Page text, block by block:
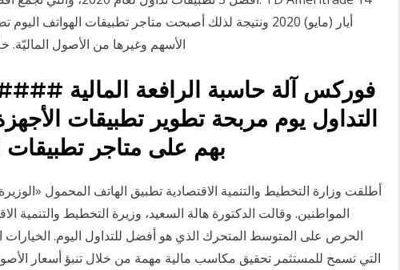
أيار (مايو) 2020 ونتيجة لذلك أصبحت متاجر تطبيقات
فوركس آلة حاسبة الرافعة المالية
التداول يوم مربحة تطوير تطبيقات
أطلقت وزارة التخطيط والتنمية الاقتصادية تطبيق الهاتف المحمول
المواطنين. وقالت الدكتورة هالة السعيد، وزيرة التخطيط والتنمية
الحرص على المتوسط المتحرك الذي هو أفضل للتداول اليوم. الخيارات
التي تسمح للمستثمر تحقيق مكاسب مالية مهمة من خلال تنبؤ أسعار